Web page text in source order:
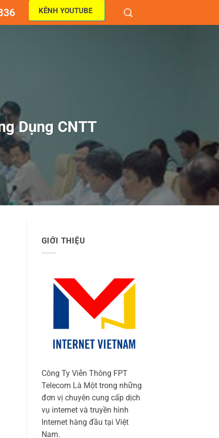
KÊNH YOUTUBE
Dụng CNTT
GIỚI THIỆU
Công Ty Viễn Thông FPT
Telecom Là Một trong những
đơn vị chuyên cung cấp dịch
vụ internet và truyền hình
Internet hàng đầu tại Việt
Nam.